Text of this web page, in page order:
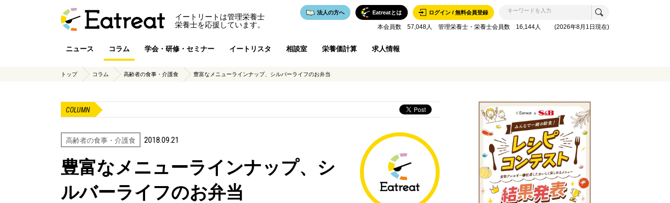
イートリートは管理栄養士
栄養士を応援しています。
ログイン / 無料会員登録
Eatreatとは
法人の方へ
本会員数 57,048人 管理栄養士・栄養士会員数 16,144人 (2026年8月1日現在)
ニュース コラム 学会・研修・セミナー イートリスタ 相談室 栄養価計算 求人情報
トップ コラム 高齢者の食事・介護食 豊富なメニューラインナップ、シルバーライフのお弁当
COLUMN
高齢者の食事・介護食 2018.09.21
豊富なメニューラインナップ、シ
ルバーライフのお弁当